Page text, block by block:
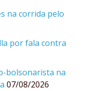
na corrida pelo
por fala contra
bolsonarista na
07/08/2026